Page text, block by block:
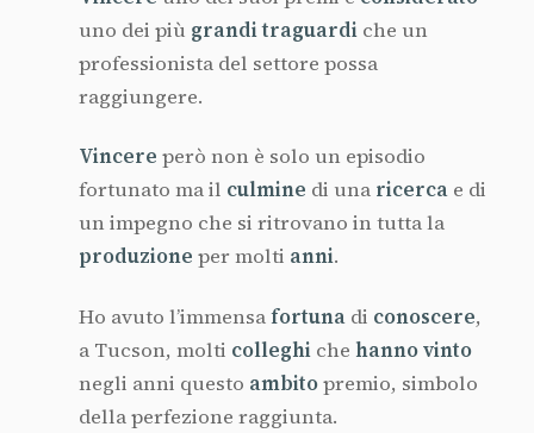
uno dei più grandi traguardi che un
professionista del settore possa
raggiungere.
Vincere però non è solo un episodio
fortunato ma il culmine di una ricerca e di
un impegno che si ritrovano intutta la
produzione per molti anni.
Ho avuto l’immensafortuna di conoscere,
a Tucson, molti colleghi che hanno vinto
negli anni questo ambitopremio, simbolo
della perfezione raggiunta.